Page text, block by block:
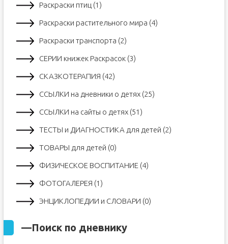
Раскраски птиц (1)
Раскраски растительного мира (4)
Раскраски транспорта (2)
СЕРИИ книжек Раскрасок (3)
СКАЗКОТЕРАПИЯ (42)
ССЫЛКИ на дневники о детях (25)
ССЫЛКИ на сайты о детях (51)
ТЕСТЫ и ДИАГНОСТИКА для детей (2)
ТОВАРЫ для детей (0)
ФИЗИЧЕСКОЕ ВОСПИТАНИЕ (4)
ФОТОГАЛЕРЕЯ (1)
ЭНЦИКЛОПЕДИИ и СЛОВАРИ (0)
—Поиск по дневнику